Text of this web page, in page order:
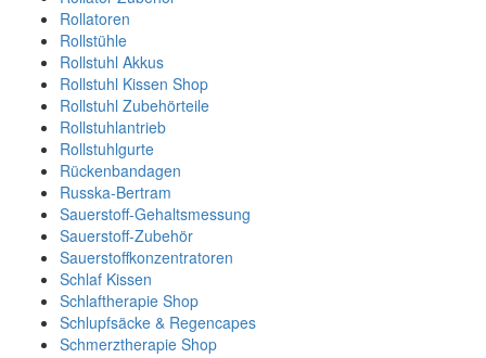
Rollatoren
Rollstühle
Rollstuhl Akkus
Rollstuhl Kissen Shop
Rollstuhl Zubehörteile
Rollstuhlantrieb
Rollstuhlgurte
Rückenbandagen
Russka-Bertram
Sauerstoff-Gehaltsmessung
Sauerstoff-Zubehör
Sauerstoffkonzentratoren
Schlaf Kissen
Schlaftherapie Shop
Schlupfsäcke & Regencapes
Schmerztherapie Shop